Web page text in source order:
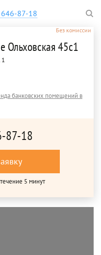
87-18
Без комиссии
Ольховская 45с1
1
банковских помещений в
87-18
5 минут